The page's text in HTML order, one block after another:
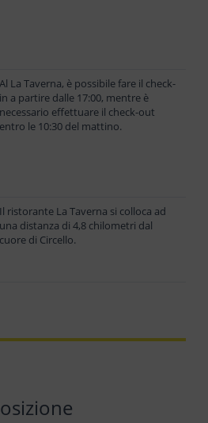
Al La Taverna, è possibile fare il check-
in a partire dalle 17:00, mentre è
necessario effettuare il check-out
entro le 10:30 del mattino.
Il ristorante La Taverna si colloca ad
una distanza di 4,8 chilometri dal
cuore di Circello.